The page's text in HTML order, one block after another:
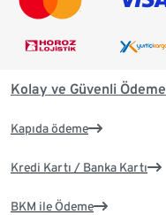
Kolay ve Güvenli Ödeme
Kapıda ödeme
Kredi Kartı / Banka Kartı
BKM ile Ödeme